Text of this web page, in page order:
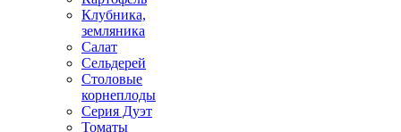
Клубника,
земляника
Салат
Сельдерей
Столовые
корнеплоды
Серия Дуэт
Томаты